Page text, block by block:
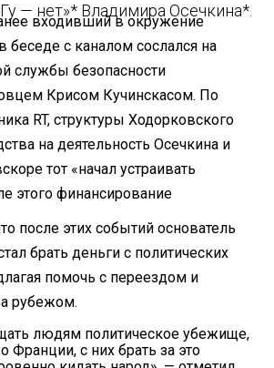
— нет»* Владимира Осечкина*.
входивший в окружение
беседе с каналом сослался на
службы безопасности
Крисом Кучинскасом. По
RT, структуры Ходорковского
на деятельность Осечкина и
тот «начал устраивать
этого финансирование
после этих событий основатель
брать деньги с политических
помочь с переездом и
рубежом.
людям политическое убежище,
Франции, с них брать за это